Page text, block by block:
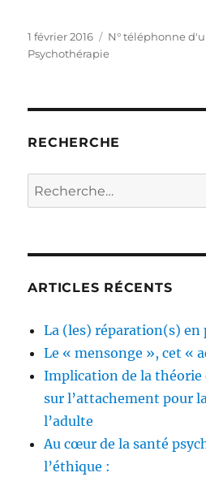
Publié
le
1 février 2016 Catégories
N° téléphonne
Psychothérapie
RECHERCHE
Recherche
pour :
ARTICLES RÉCENTS
La (les) réparation(s) en
Le « mensonge », cet «
Implication de la théorie
sur l’attachement pour
l’adulte
Au cœur de la santé
l’éthique :